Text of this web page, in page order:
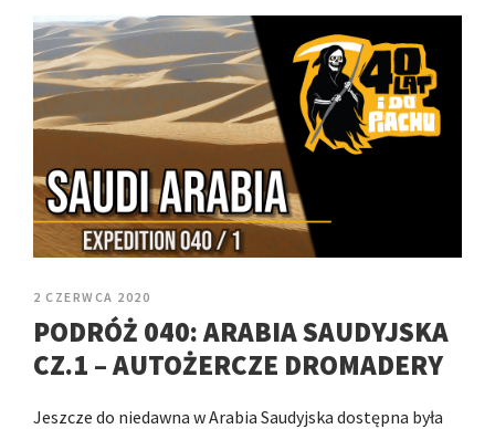
2 CZERWCA 2020
PODRÓŻ 040: ARABIA SAUDYJSKA
CZ.1 – AUTOŻERCZE DROMADERY
Jeszcze do niedawna w Arabia Saudyjska dostępna była